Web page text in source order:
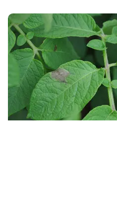
Lutte contre le mildiou
nos préconisations pour
Face à un contexte
et anticipation sont de mise
06 JUIN 2024